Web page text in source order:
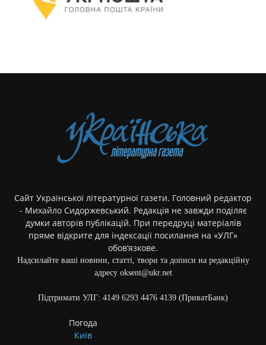
Сайт Української літературної газети. Головний редактор
- Михайло Сидоржевський. Редакція не завжди поділяє
думки авторів публікацій. При передруці матеріалів
пряме відкрите для індексації посилання на «УЛГ»
обов’язкове.
Надсилайте ваші новини, статті, твори та дописи на редакційну
адресу oksent@ukr.net
Підтримати УЛГ: 4149 6293 4476 4139 (ПриватБанк)
Погода
Київ